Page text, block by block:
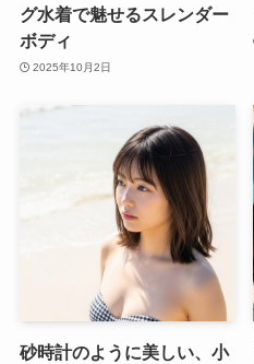
グ水着で魅せるスレンダー
ボディ
2025年10月2日
砂時計のように美しい、小